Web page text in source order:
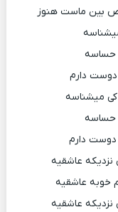
بین ماست هنوز
حساسه
دوست دارم
میشناسه
حساسه
دوست دارم
عاشقیه
خوبه عاشقیه
عاشقیه